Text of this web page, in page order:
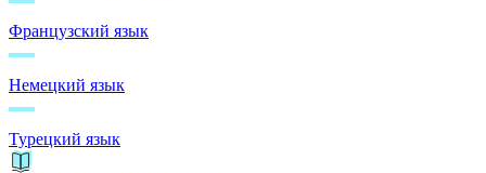
Французский язык
Немецкий язык
Турецкий язык